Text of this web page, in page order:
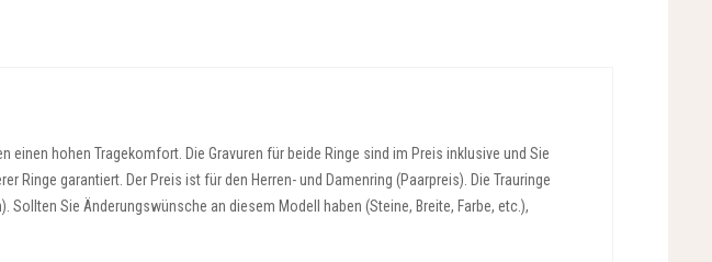
hohen Tragekomfort. Die Gravuren für beide Ringe sind im Preis inklusive und Sie
garantiert. Der Preis ist für den Herren- und Damenring (Paarpreis). Die Trauringe
Sie Änderungswünsche an diesem Modell haben (Steine, Breite, Farbe, etc.),